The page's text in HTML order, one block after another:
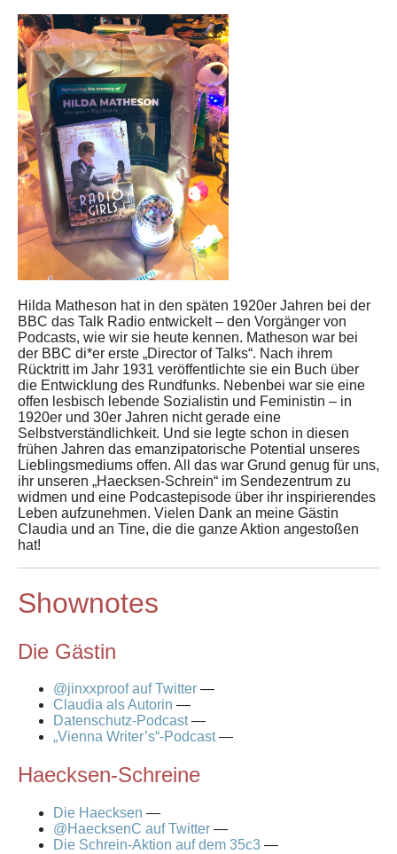
Hilda Matheson hat in den späten 1920er Jahren bei der
BBC das Talk Radio entwickelt – den Vorgänger von
Podcasts, wie wir sie heute kennen. Matheson war bei
der BBC di*er erste „Director of Talks“. Nach ihrem
Rücktritt im Jahr 1931 veröffentlichte sie ein Buch über
die Entwicklung des Rundfunks. Nebenbei war sie eine
offen lesbisch lebende Sozialistin und Feministin – in
1920er und 30er Jahren nicht gerade eine
Selbstverständlichkeit. Und sie legte schon in diesen
frühen Jahren das emanzipatorische Potential unseres
Lieblingsmediums offen. All das war Grund genug für uns,
ihr unseren „Haecksen-Schrein“ im Sendezentrum zu
widmen und eine Podcastepisode über ihr inspirierendes
Leben aufzunehmen. Vielen Dank an meine Gästin
Claudia und an Tine, die die ganze Aktion angestoßen
hat!
Shownotes
Die Gästin
@jinxxproof auf Twitter —
Claudia als Autorin —
Datenschutz-Podcast—
„Vienna Writer’s“-Podcast—
Haecksen-Schreine
Die Haecksen —
@HaecksenC auf Twitter —
Die Schrein-Aktion auf dem 35c3 —